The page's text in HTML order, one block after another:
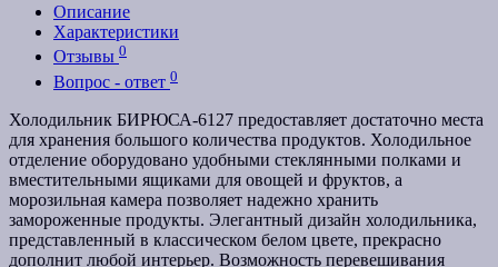
Описание
Характеристики
Отзывы 0
Вопрос - ответ 0
Холодильник БИРЮСА-6127 предоставляет достаточно места
для хранения большого количества продуктов. Холодильное
отделение оборудовано удобными стеклянными полками и
вместительными ящиками для овощей и фруктов, а
морозильная камера позволяет надежно хранить
замороженные продукты. Элегантный дизайн холодильника,
представленный в классическом белом цвете, прекрасно
дополнит любой интерьер. Возможность перевешивания